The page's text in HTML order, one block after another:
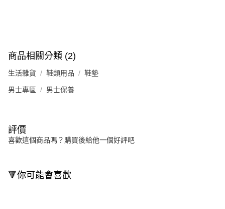
商品相關分類 (2)
生活雜貨 鞋類用品 鞋墊
男士專區 男士保養
評價
喜歡這個商品嗎？購買後給他一個好評吧
🔻你可能會喜歡